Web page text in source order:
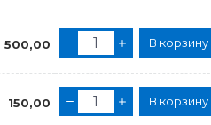
500,00 В корзину
150,00 В корзину